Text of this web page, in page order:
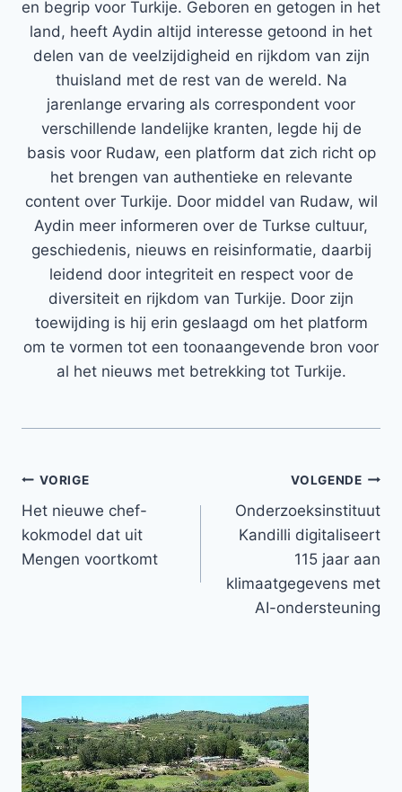
en begrip voor Turkije. Geboren en getogen in het
land, heeft Aydin altijd interesse getoond in het
delen van de veelzijdigheid en rijkdom van zijn
thuisland met de rest van de wereld. Na
jarenlange ervaring als correspondent voor
verschillende landelijke kranten, legde hij de
basis voor Rudaw, een platform dat zich richt op
het brengen van authentieke en relevante
content over Turkije. Door middel van Rudaw, wil
Aydin meer informeren over de Turkse cultuur,
geschiedenis, nieuws en reisinformatie, daarbij
leidend door integriteit en respect voor de
diversiteit en rijkdom van Turkije. Door zijn
toewijding is hij erin geslaagd om het platform
om te vormen tot een toonaangevende bron voor
al het nieuws met betrekking tot Turkije.
Bericht
navigatie
VORIGE
Het nieuwe chef-
kokmodel dat uit
Mengen voortkomt
VOLGENDE
Onderzoeksinstituut
Kandilli digitaliseert
115 jaar aan
klimaatgegevens met
AI-ondersteuning